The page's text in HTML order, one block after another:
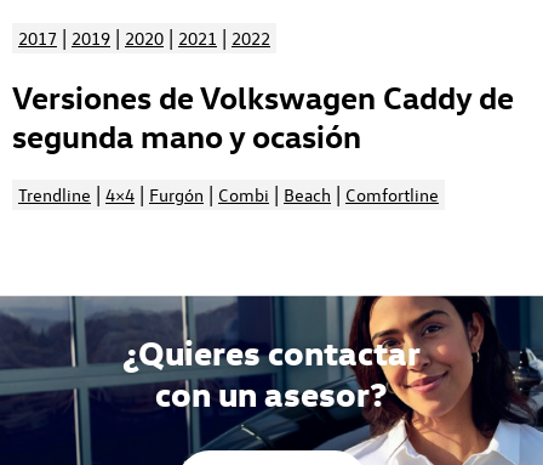
2017 | 2019 | 2020 | 2021 | 2022
Versiones de Volkswagen Caddy de
segunda mano y ocasión
Trendline | 4×4 | Furgón | Combi | Beach | Comfortline
¿Quieres contactar
con un asesor?